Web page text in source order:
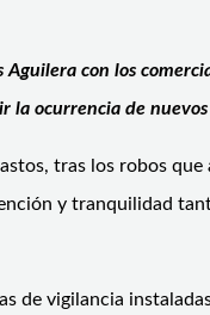
con los
la ocurrencia de
tras los robos
y tranquilidad
de vigilancia